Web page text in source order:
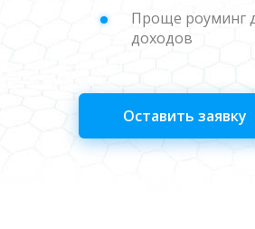
Проще роуминг
доходов
Оставить заявку